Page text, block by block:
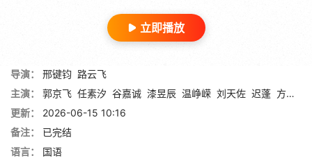
立即播放
导演： 邢键钧 路云飞
主演：
郭京飞 任素汐 谷嘉诚 漆昱辰 温峥嵘 刘天佐 迟蓬 方芳
更新：
2026-06-15 10:16
备注：
已完结
语言：
国语